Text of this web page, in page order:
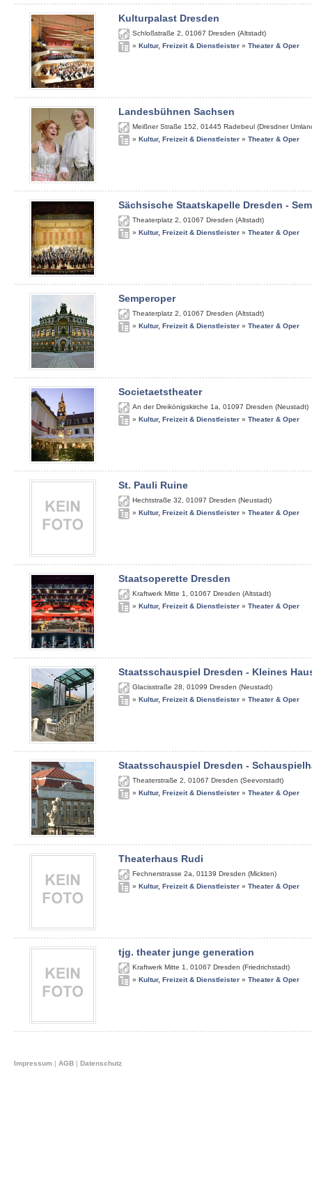
Kulturpalast Dresden
Schloßstraße 2 01067 Dresden (Altstadt)
» Kultur, Freizeit & Dienstleister » Theater & Oper
Landesbühnen Sachsen
Meißner Straße 152 01445 Radebeul (Dresdner
» Kultur, Freizeit & Dienstleister » Theater & Oper
Sächsische Staatskapelle Dresden -
Theaterplatz 2 01067 Dresden (Altstadt)
» Kultur, Freizeit & Dienstleister » Theater & Oper
Semperoper
Theaterplatz 2 01067 Dresden (Altstadt)
» Kultur, Freizeit & Dienstleister » Theater & Oper
Societaetstheater
An der Dreikönigskirche 1a 01097 Dresden (Neustadt)
» Kultur, Freizeit & Dienstleister » Theater & Oper
St. Pauli Ruine
Hechtstraße 32 01097 Dresden (Neustadt)
» Kultur, Freizeit & Dienstleister » Theater & Oper
Staatsoperette Dresden
Kraftwerk Mitte 1 01067 Dresden (Altstadt)
» Kultur, Freizeit & Dienstleister » Theater & Oper
Staatsschauspiel Dresden - Kleines
Glacisstraße 28 01099 Dresden (Neustadt)
» Kultur, Freizeit & Dienstleister » Theater & Oper
Staatsschauspiel Dresden -
Theaterstraße 2 01067 Dresden (Seevorstadt)
» Kultur, Freizeit & Dienstleister » Theater & Oper
Theaterhaus Rudi
Fechnerstrasse 2a 01139 Dresden (Mickten)
» Kultur, Freizeit & Dienstleister » Theater & Oper
tjg. theater junge generation
Kraftwerk Mitte 1 01067 Dresden (Friedrichstadt)
» Kultur, Freizeit & Dienstleister » Theater & Oper
Impressum | AGB | Datenschutz